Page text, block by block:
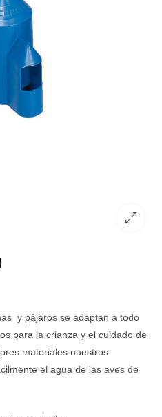
y pájaros se adaptan a todo
para la crianza y el cuidado de
materiales nuestros
el agua de las aves de